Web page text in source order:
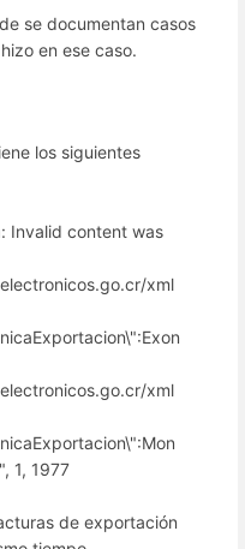
se documentan casos
en ese caso.
los siguientes
Invalid content was
xml
xml
1, 1977
de exportación